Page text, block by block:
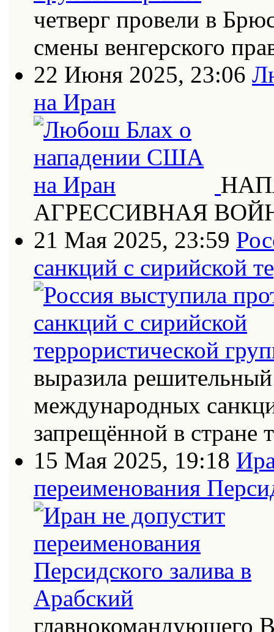
четверг провели в
смены венгерского
22 Июня 2025, 23:06
на Иран
АГРЕССИВНАЯ
21 Мая 2025, 23:59
санкций с сирийской
выразила
международных
запрещённой в стране
15 Мая 2025, 19:18
переименования
главнокомандующего